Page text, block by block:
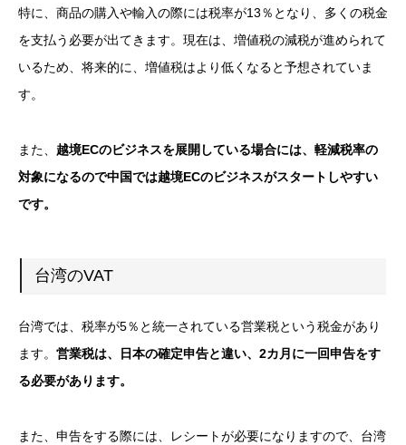
特に、商品の購入や輸入の際には税率が13％となり、多くの税金
を支払う必要が出てきます。現在は、増値税の減税が進められて
いるため、将来的に、増値税はより低くなると予想されていま
す。
また、 越境ECのビジネスを展開している場合には、軽減税率の
対象になるので中国では越境ECのビジネスがスタートしやすい
です。
台湾のVAT
台湾では、税率が5％と統一されている営業税という税金があり
ます。 営業税は、日本の確定申告と違い、2カ月に一回申告をす
る必要があります。
また、申告をする際には、レシートが必要になりますので、台湾